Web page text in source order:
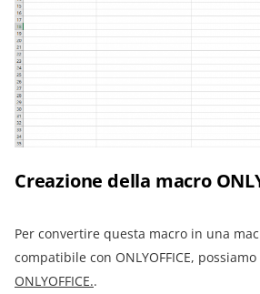
Creazione della macro
Per convertire questa macro in una
compatibile con ONLYOFFICE,
ONLYOFFICE..